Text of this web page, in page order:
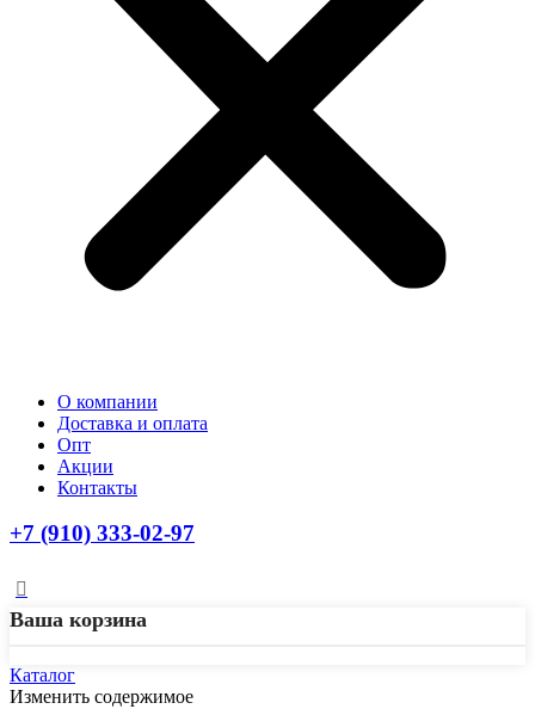
О компании
Доставка и оплата
Опт
Акции
Контакты
+7 (910) 333-02-97
Ваша корзина
Каталог
Изменить содержимое